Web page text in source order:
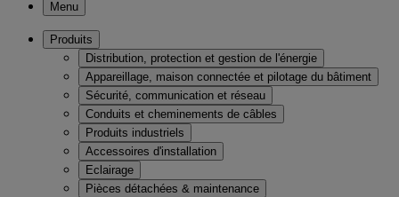
Menu
Produits
Distribution, protection et gestion de l'énergie
Appareillage, maison connectée et pilotage du bâtiment
Sécurité, communication et réseau
Conduits et cheminements de câbles
Produits industriels
Accessoires d'installation
Eclairage
Pièces détachées & maintenance